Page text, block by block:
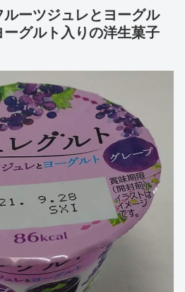
ーツジュレとヨーグル
グルト入りの洋生菓子